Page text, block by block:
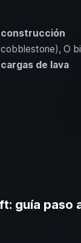
O
de lava
guía paso